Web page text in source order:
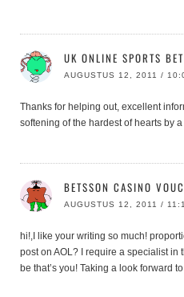
UK ONLINE SPORTS
AUGUSTUS 12, 2011 /
Thanks for helping out, excellent
softening of the hardest of hearts by
BETSSON CASINO
AUGUSTUS 12, 2011 /
hi!,I like your writing so much!
post on AOL? I require a specialist in
be that’s you! Taking a look forward